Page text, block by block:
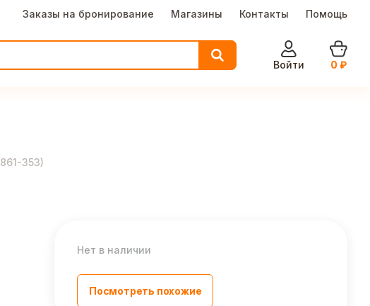
Заказы на бронирование Магазины Контакты Помощь
Войти
0 ₽
861-353)
Нет в наличии
Посмотреть похожие